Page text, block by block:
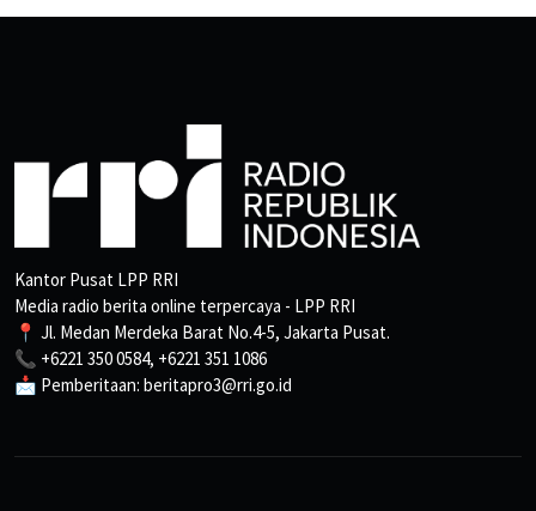
Kantor Pusat LPP RRI
Media radio berita online terpercaya - LPP RRI
📍 Jl. Medan Merdeka Barat No.4-5, Jakarta Pusat.
📞 +6221 350 0584, +6221 351 1086
📩 Pemberitaan: beritapro3@rri.go.id